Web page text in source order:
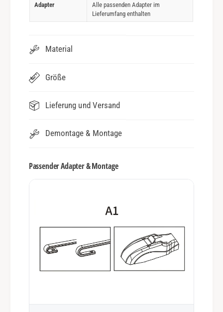
Adapter
Alle passenden Adapter im
Lieferumfang enthalten
Material
Größe
Lieferung und Versand
Demontage & Montage
Passender Adapter & Montage